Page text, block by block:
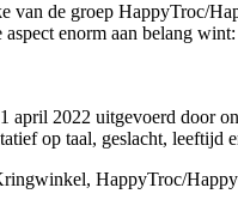
de groep HappyTroc/
enorm aan belang
april 2022 uitgevoerd door
op taal, geslacht,
HappyTroc/